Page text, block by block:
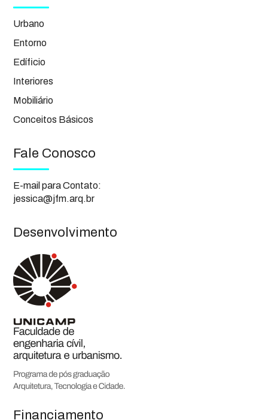
Urbano
Entorno
Edíficio
Interiores
Mobiliário
Conceitos Básicos
Fale Conosco
E-mail para Contato:
jessica@jfm.arq.br
Desenvolvimento
Financiamento